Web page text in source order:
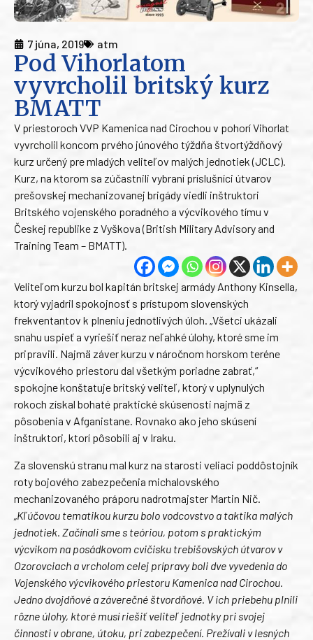
7 júna, 2019 atm
Pod Vihorlatom
vyvrcholil britský kurz
BMATT
V priestoroch VVP Kamenica nad Cirochou v pohorí Vihorlat
vyvrcholil koncom prvého júnového týždňa štvortýždňový
kurz určený pre mladých veliteľov malých jednotiek (JCLC).
Kurz, na ktorom sa zúčastnili vybraní príslušníci útvarov
prešovskej mechanizovanej brigády viedli inštruktori
Britského vojenského poradného a výcvikového tímu v
Českej republike z Vyškova (British Military Advisory and
Training Team – BMATT).
Veliteľom kurzu bol kapitán britskej armády Anthony Kinsella,
ktorý vyjadril spokojnosť s prístupom slovenských
frekventantov k plneniu jednotlivých úloh. „Všetci ukázali
snahu uspieť a vyriešiť neraz neľahké úlohy, ktoré sme im
pripravili. Najmä záver kurzu v náročnom horskom teréne
výcvikového priestoru dal všetkým poriadne zabrať,“
spokojne konštatuje britský veliteľ, ktorý v uplynulých
rokoch získal bohaté praktické skúsenosti najmä z
pôsobenia v Afganistane. Rovnako ako jeho skúsení
inštruktori, ktorí pôsobili aj v Iraku.
Za slovenskú stranu mal kurz na starosti veliaci poddôstojník
roty bojového zabezpečenia michalovského
mechanizovaného práporu nadrotmajster Martin Nič.
„Kľúčovou tematikou kurzu bolo vodcovstvo a taktika malých
jednotiek. Začínali sme s teóriou, potom s praktickým
výcvikom na posádkovom cvičisku trebišovských útvarov v
Ozorovciach a vrcholom celej prípravy boli dve vyvedenia do
Vojenského výcvikového priestoru Kamenica nad Cirochou.
Jedno dvojdňové a záverečné štvordňové. V ich priebehu plnili
rôzne úlohy, ktoré musí riešiť veliteľ jednotky pri svojej
činnosti v obrane, útoku, pri zabezpečení. Prežívali v lesných